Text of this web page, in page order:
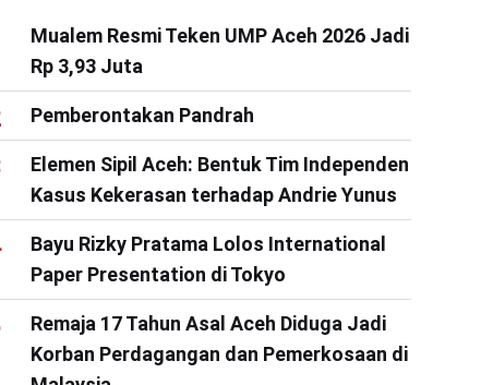
Mualem Resmi Teken UMP Aceh 2026 Jadi
Rp 3,93 Juta
Pemberontakan Pandrah
Elemen Sipil Aceh: Bentuk Tim Independen
Kasus Kekerasan terhadap Andrie Yunus
Bayu Rizky Pratama Lolos International
Paper Presentation di Tokyo
Remaja 17 Tahun Asal Aceh Diduga Jadi
Korban Perdagangan dan Pemerkosaan di